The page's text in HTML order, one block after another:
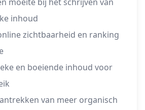
moeite bij het schrijven van
inhoud
zichtbaarheid en ranking
en boeiende inhoud voor
van meer organisch